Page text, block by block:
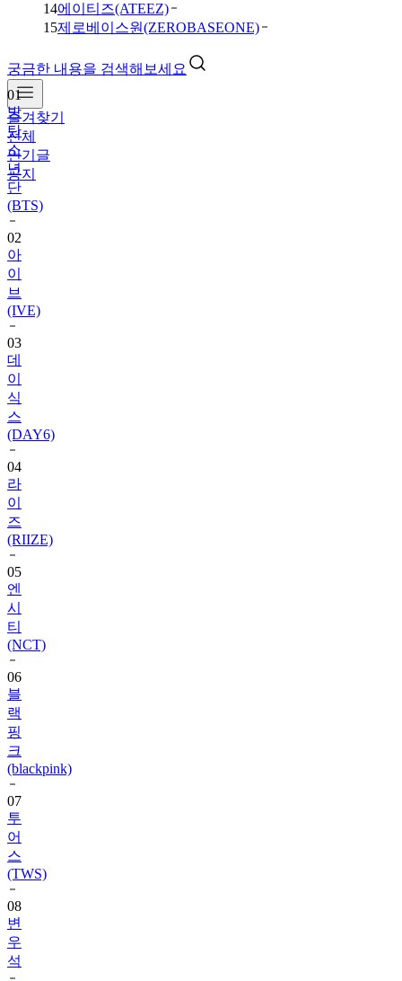
14에이티즈(ATEEZ)
15제로베이스원(ZEROBASEONE)
궁금한 내용을 검색해보세요
즐겨찾기
전체
인기글
공지
01
방
탄
소
년
단
(BTS)
02
아
이
브
(IVE)
03
데
이
식
스
(DAY6)
04
라
이
즈
(RIIZE)
05
엔
시
티
(NCT)
06
블
랙
핑
크
(blackpink)
07
투
어
스
(TWS)
08
변
우
석